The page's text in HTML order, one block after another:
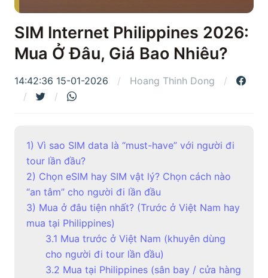
SIM Internet Philippines 2026:
Mua Ở Đâu, Giá Bao Nhiêu?
14:42:36 15-01-2026 Hoang Thinh Dong
1) Vì sao SIM data là “must-have” với người đi
tour lần đầu?
2) Chọn eSIM hay SIM vật lý? Chọn cách nào
“an tâm” cho người đi lần đầu
3) Mua ở đâu tiện nhất? (Trước ở Việt Nam hay
mua tại Philippines)
3.1 Mua trước ở Việt Nam (khuyên dùng
cho người đi tour lần đầu)
3.2 Mua tại Philippines (sân bay / cửa hàng